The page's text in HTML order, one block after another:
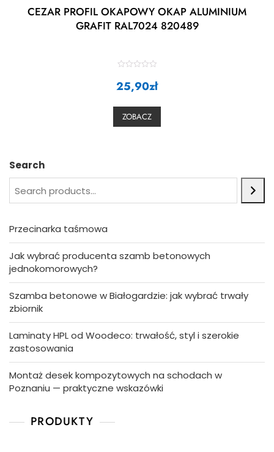
CEZAR PROFIL OKAPOWY OKAP ALUMINIUM
GRAFIT RAL7024 820489
a
t
u
25,90zł
ZOBACZ
Search
Przecinarka taśmowa
Jak wybrać producenta szamb betonowych
jednokomorowych?
Szamba betonowe w Białogardzie: jak wybrać trwały
zbiornik
Laminaty HPL od Woodeco: trwałość, styl i szerokie
zastosowania
Montaż desek kompozytowych na schodach w
Poznaniu — praktyczne wskazówki
PRODUKTY